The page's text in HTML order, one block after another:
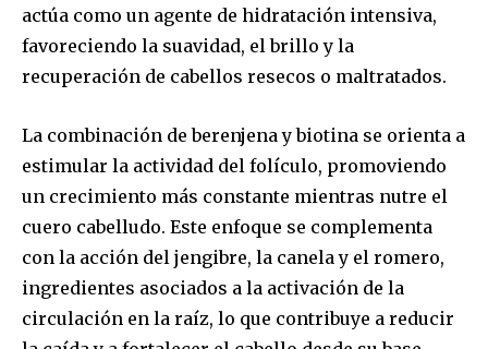
actúa como un agente de hidratación intensiva,
favoreciendo la suavidad, el brillo y la
recuperación de cabellos resecos o maltratados.
La combinación de berenjena y biotina se orienta a
estimular la actividad del folículo, promoviendo
un crecimiento más constante mientras nutre el
cuero cabelludo. Este enfoque se complementa
con la acción del jengibre, la canela y el romero,
ingredientes asociados a la activación de la
circulación en la raíz, lo que contribuye a reducir